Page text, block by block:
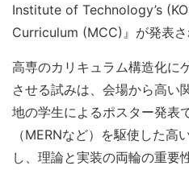
Institute of Technology’s
Curriculum (MCC)』が発表さ
高専のカリキュラム構造化に
させる試みは、会場から高い
地の学生によるポスター発表
（MERNなど）を駆使した高
し、理論と実装の両輪の重要